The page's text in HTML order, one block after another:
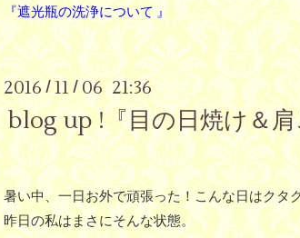
『遮光瓶の洗浄について 』
2016/11 /06 21:36
blog up !『目の日焼け＆
暑い中、一日お外で頑張った！こんな日はクタ
昨日の私はまさにそんな状態。